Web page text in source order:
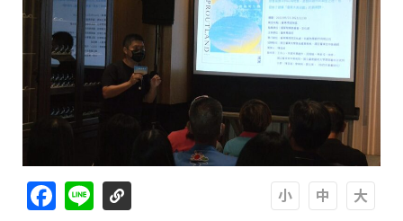
Facebook
Line